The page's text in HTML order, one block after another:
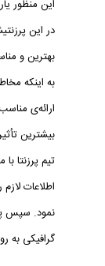
این منظور
در این
بهترین و
به اینکه
ارائه‌ی
بیشترین
تیم پرزنتا
اطلاعات
نمود. سپس
گرافیکی به